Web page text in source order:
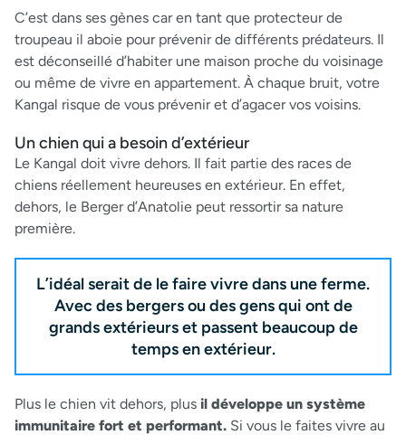
C’est dans ses gènes car en tant que protecteur de
troupeau il aboie pour prévenir de différents prédateurs. Il
est déconseillé d’habiter une maison proche du voisinage
ou même de vivre en appartement. À chaque bruit, votre
Kangal risque de vous prévenir et d’agacer vos voisins.
Un chien qui a besoin d’extérieur
Le Kangal doit vivre dehors. Il fait partie des races de
chiens réellement heureuses en extérieur. En effet,
dehors, le Berger d’Anatolie peut ressortir sa nature
première.
L’idéal serait de le faire vivre dans une ferme.
Avec des bergers ou des gens qui ont de
grands extérieurs et passent beaucoup de
temps en extérieur.
Plus le chien vit dehors, plus il développe un système
immunitaire fort et performant. Si vous le faites vivre au